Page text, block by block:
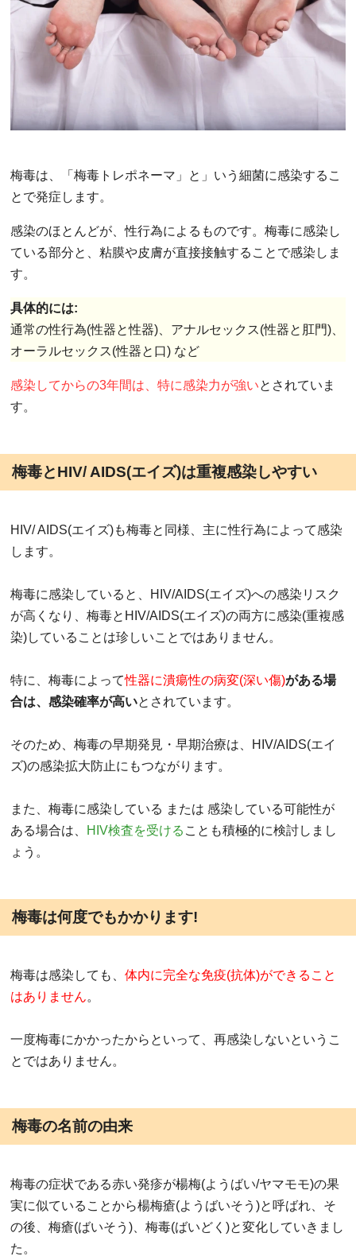
梅毒は、「梅毒トレポネーマ」と」いう細菌に感染するこ
とで発症します。
感染のほとんどが、性行為によるものです。梅毒に感染し
ている部分と、粘膜や皮膚が直接接触することで感染しま
す。
具体的には:
通常の性行為(性器と性器)、アナルセックス(性器と肛門)、
オーラルセックス(性器と口) など
感染してからの3年間は、特に感染力が強いとされていま
す。
梅毒とHIV/ AIDS(エイズ)は重複感染しやすい
HIV/ AIDS(エイズ)も梅毒と同様、主に性行為によって感染
します。
梅毒に感染していると、HIV/AIDS(エイズ)への感染リスク
が高くなり、梅毒とHIV/AIDS(エイズ)の両方に感染(重複感
染)していることは珍しいことではありません。
特に、梅毒によって性器に潰瘍性の病変(深い傷)がある場
合は、感染確率が高いとされています。
そのため、梅毒の早期発見・早期治療は、HIV/AIDS(エイ
ズ)の感染拡大防止にもつながります。
また、梅毒に感染している または 感染している可能性が
ある場合は、
HIV検査を受ける ことも積極的に検討しまし
ょう。
梅毒は何度でもかかります!
梅毒は感染しても、 体内に完全な免疫(抗体)ができること
はありません。
一度梅毒にかかったからといって、再感染しないというこ
とではありません。
梅毒の名前の由来
梅毒の症状である赤い発疹が楊梅(ようばい/ヤマモモ)の果
実に似ていることから楊梅瘡(ようばいそう)と呼ばれ、そ
の後、梅瘡(ばいそう)、梅毒(ばいどく)と変化していきまし
た。